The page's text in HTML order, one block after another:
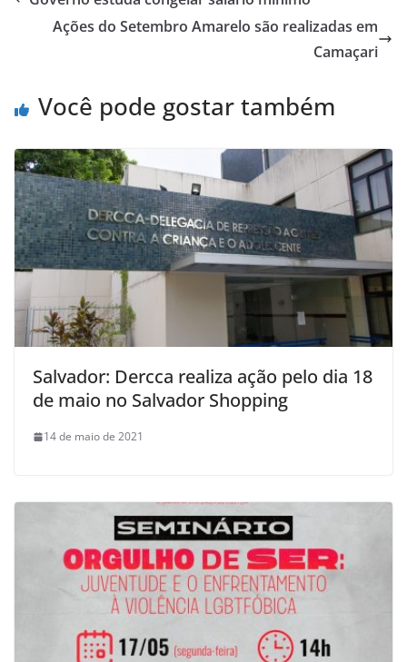
A b
k
Ações do Setembro Amarelo são realizadas em
Camaçari
Você pode gostar também
Salvador: Dercca realiza ação pelo dia 18
de maio no Salvador Shopping
14 de maio de 2021